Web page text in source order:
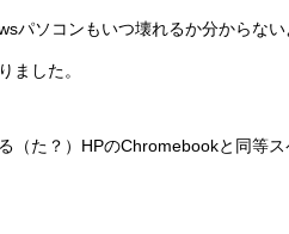
パソコンもいつ壊れるか分からな
ました。
（た？）HPのChromebookと同等